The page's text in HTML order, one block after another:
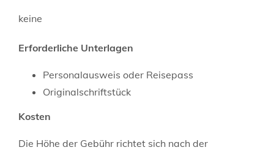
keine
Erforderliche Unterlagen
Personalausweis oder Reisepass
Originalschriftstück
Kosten
Die Höhe der Gebühr richtet sich nach der